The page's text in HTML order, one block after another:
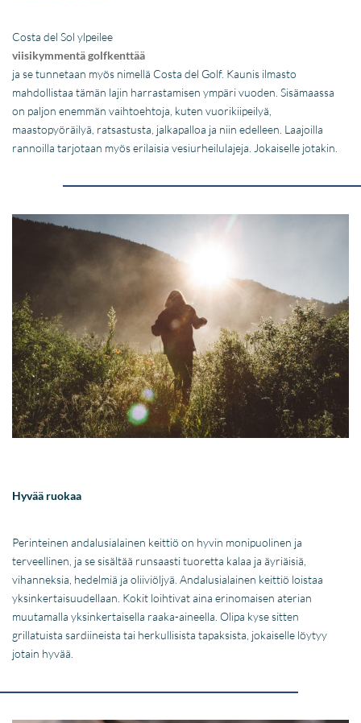
Costa del Sol ylpeilee
viisikymmentä golfkenttää
ja se tunnetaan myös nimellä Costa del Golf. Kaunis ilmasto
mahdollistaa tämän lajin harrastamisen ympäri vuoden. Sisämaassa
on paljon enemmän vaihtoehtoja, kuten vuorikiipeilyä,
maastopyöräilyä, ratsastusta, jalkapalloa ja niin edelleen. Laajoilla
rannoilla tarjotaan myös erilaisia vesiurheilulajeja. Jokaiselle jotakin.
Hyvää ruokaa
Perinteinen andalusialainen keittiö on hyvin monipuolinen ja
terveellinen, ja se sisältää runsaasti tuoretta kalaa ja äyriäisiä,
vihanneksia, hedelmiä ja oliiviöljyä. Andalusialainen keittiö loistaa
yksinkertaisuudellaan. Kokit loihtivat aina erinomaisen aterian
muutamalla yksinkertaisella raaka-aineella. Olipa kyse sitten
grillatuista sardiineista tai herkullisista tapaksista, jokaiselle löytyy
jotain hyvää.